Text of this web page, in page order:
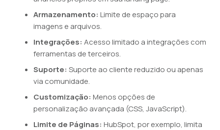
Armazenamento: Limite de espaço para
imagens e arquivos.
Integrações: Acesso limitado a integrações com
ferramentas de terceiros.
Suporte: Suporte ao cliente reduzido ou apenas
via comunidade.
Customização: Menos opções de
personalização avançada (CSS, JavaScript).
Limite de Páginas: HubSpot, por exemplo, limita